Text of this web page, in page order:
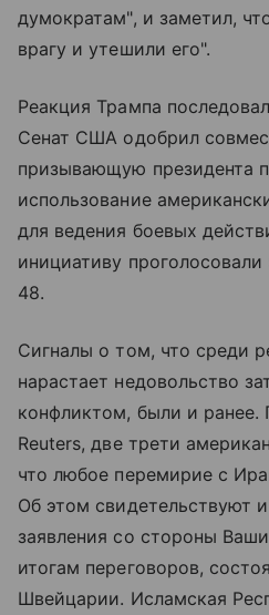
думократам", и заметил,
врагу и утешили его".
Реакция Трампа
Сенат США одобрил
призывающую президента
использование
для ведения боевых
инициативу
48.
Сигналы о том, что среди
нарастает недовольство
конфликтом, были и
Reuters, две трети
что любое перемирие с
Об этом свидетельствуют
заявления со стороны
итогам переговоров,
Швейцарии. Исламская